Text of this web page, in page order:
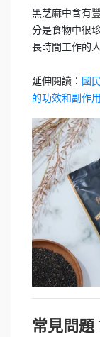
黑芝麻中含有
分是食物中很
長時間工作的
延伸閱讀： 國
的功效和副作用
常見問題